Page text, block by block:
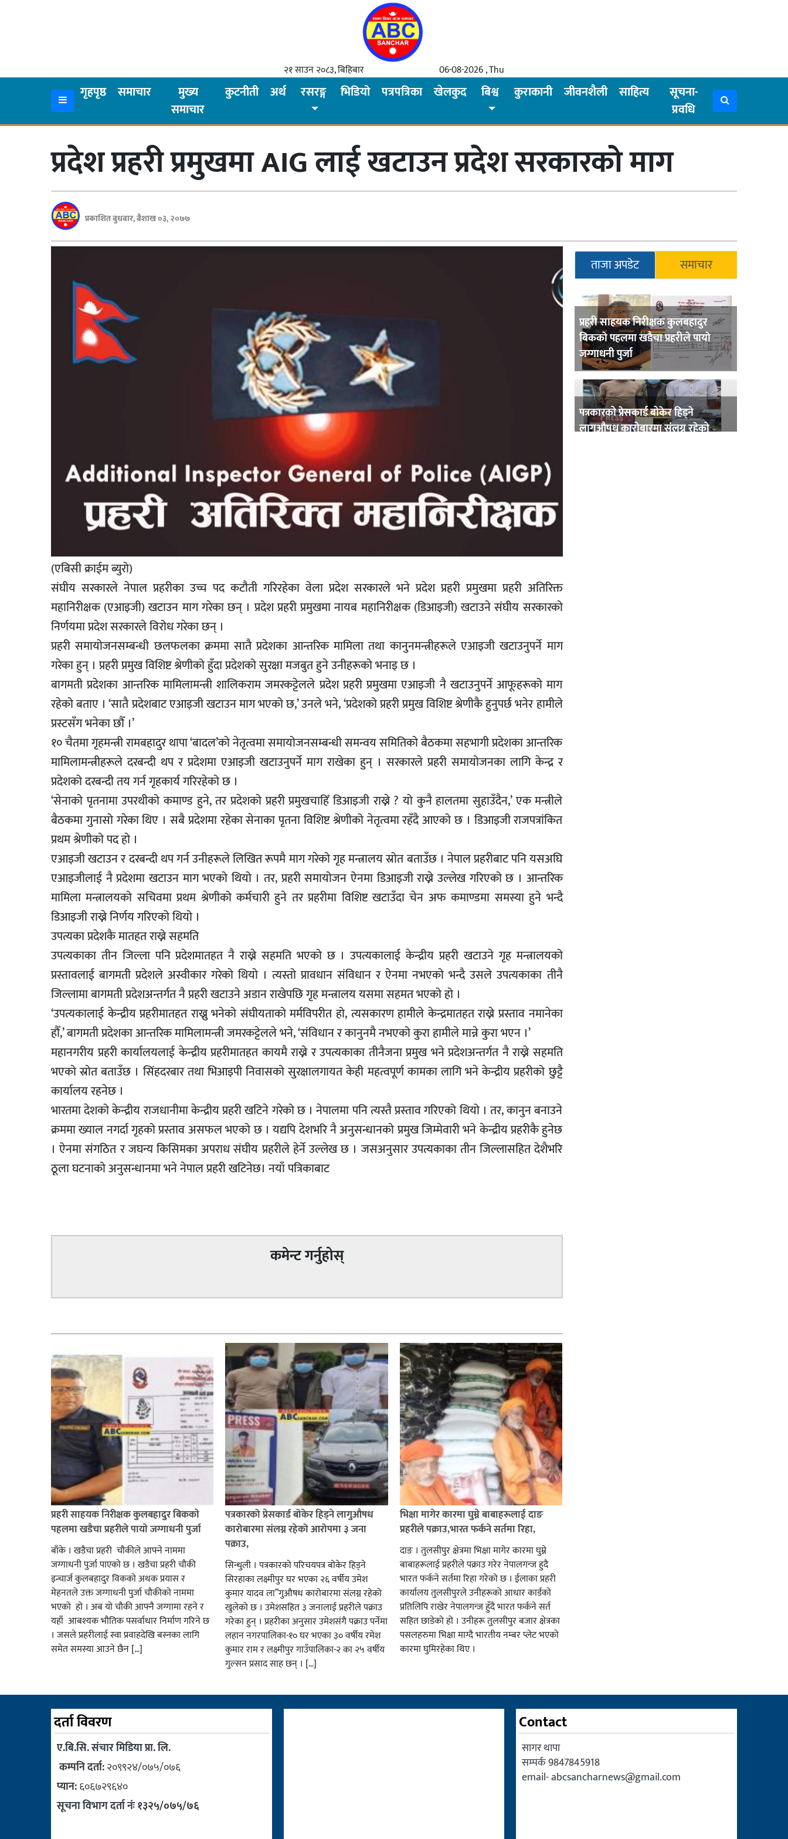
२१ साउन २०८३, बिहिबार 06-08-2026 , Thu
गृहपृष्ठ समाचार
मुख्य
समाचार
कुटनीती अर्थ रसरङ्ग भिडियो पत्रपत्रिका खेलकुद बिश्व कुराकानी जीवनशैली साहित्य
सूचना-
प्रवधि
समाचार
प्रदेश प्रहरी प्रमुखमा AIG लाई खटाउन प्रदेश सरकारको माग
प्रकाशित बुधबार, बैशाख ०३, २०७७
(एबिसी क्राईम ब्युरो)
संघीय सरकारले नेपाल प्रहरीका उच्च पद कटौती गरिरहेका वेला प्रदेश सरकारले भने प्रदेश प्रहरी प्रमुखमा प्रहरी अतिरिक्त
महानिरीक्षक (एआइजी) खटाउन माग गरेका छन् । प्रदेश प्रहरी प्रमुखमा नायब महानिरीक्षक (डिआइजी) खटाउने संघीय सरकारको
निर्णयमा प्रदेश सरकारले विरोध गरेका छन् ।
प्रहरी समायोजनसम्बन्धी छलफलका क्रममा सातै प्रदेशका आन्तरिक मामिला तथा कानुनमन्त्रीहरूले एआइजी खटाउनुपर्ने माग
गरेका हुन् । प्रहरी प्रमुख विशिष्ट श्रेणीको हुँदा प्रदेशको सुरक्षा मजबुत हुने उनीहरूको भनाइ छ ।
बागमती प्रदेशका आन्तरिक मामिलामन्त्री शालिकराम जमरकट्टेलले प्रदेश प्रहरी प्रमुखमा एआइजी नै खटाउनुपर्ने आफूहरूको माग
रहेको बताए । ‘सातै प्रदेशबाट एआइजी खटाउन माग भएको छ,’ उनले भने, ‘प्रदेशको प्रहरी प्रमुख विशिष्ट श्रेणीकै हुनुपर्छ भनेर हामीले
प्रस्टसँग भनेका छौँ ।’
१० चैतमा गृहमन्त्री रामबहादुर थापा ‘बादल’को नेतृत्वमा समायोजनसम्बन्धी समन्वय समितिको बैठकमा सहभागी प्रदेशका आन्तरिक
मामिलामन्त्रीहरूले दरबन्दी थप र प्रदेशमा एआइजी खटाउनुपर्ने माग राखेका हुन् । सरकारले प्रहरी समायोजनका लागि केन्द्र र
प्रदेशको दरबन्दी तय गर्न गृहकार्य गरिरहेको छ ।
‘सेनाको पृतनामा उपरथीको कमाण्ड हुने, तर प्रदेशको प्रहरी प्रमुखचाहिँ डिआइजी राख्ने ? यो कुनै हालतमा सुहाउँदैन,’ एक मन्त्रीले
बैठकमा गुनासो गरेका थिए । सबै प्रदेशमा रहेका सेनाका पृतना विशिष्ट श्रेणीको नेतृत्वमा रहँदै आएको छ । डिआइजी राजपत्रांकित
प्रथम श्रेणीको पद हो ।
एआइजी खटाउन र दरबन्दी थप गर्न उनीहरूले लिखित रूपमै माग गरेको गृह मन्त्रालय स्रोत बताउँछ । नेपाल प्रहरीबाट पनि यसअघि
एआइजीलाई नै प्रदेशमा खटाउन माग भएको थियो । तर, प्रहरी समायोजन ऐनमा डिआइजी राख्ने उल्लेख गरिएको छ । आन्तरिक
मामिला मन्त्रालयको सचिवमा प्रथम श्रेणीको कर्मचारी हुने तर प्रहरीमा विशिष्ट खटाउँदा चेन अफ कमाण्डमा समस्या हुने भन्दै
डिआइजी राख्ने निर्णय गरिएको थियो ।
उपत्यका प्रदेशकै मातहत राख्ने सहमति
उपत्यकाका तीन जिल्ला पनि प्रदेशमातहत नै राख्ने सहमति भएको छ । उपत्यकालाई केन्द्रीय प्रहरी खटाउने गृह मन्त्रालयको
प्रस्तावलाई बागमती प्रदेशले अस्वीकार गरेको थियो । त्यस्तो प्रावधान संविधान र ऐनमा नभएको भन्दै उसले उपत्यकाका तीनै
जिल्लामा बागमती प्रदेशअन्तर्गत नै प्रहरी खटाउने अडान राखेपछि गृह मन्त्रालय यसमा सहमत भएको हो ।
‘उपत्यकालाई केन्द्रीय प्रहरीमातहत राख्नु भनेको संघीयताको मर्मविपरीत हो, त्यसकारण हामीले केन्द्रमातहत राख्ने प्रस्ताव नमानेका
हौँ,’ बागमती प्रदेशका आन्तरिक मामिलामन्त्री जमरकट्टेलले भने, ‘संविधान र कानुनमै नभएको कुरा हामीले मान्ने कुरा भएन ।’
महानगरीय प्रहरी कार्यालयलाई केन्द्रीय प्रहरीमातहत कायमै राख्ने र उपत्यकाका तीनैजना प्रमुख भने प्रदेशअन्तर्गत नै राख्ने सहमति
भएको स्रोत बताउँछ । सिंहदरबार तथा भिआइपी निवासको सुरक्षालगायत केही महत्वपूर्ण कामका लागि भने केन्द्रीय प्रहरीको छुट्टै
कार्यालय रहनेछ ।
भारतमा देशको केन्द्रीय राजधानीमा केन्द्रीय प्रहरी खटिने गरेको छ । नेपालमा पनि त्यस्तै प्रस्ताव गरिएको थियो । तर, कानुन बनाउने
क्रममा ख्याल नगर्दा गृहको प्रस्ताव असफल भएको छ । यद्यपि देशभरि नै अनुसन्धानको प्रमुख जिम्मेवारी भने केन्द्रीय प्रहरीकै हुनेछ
। ऐनमा संगठित र जघन्य किसिमका अपराध संघीय प्रहरीले हेर्ने उल्लेख छ । जसअनुसार उपत्यकाका तीन जिल्लासहित देशैभरि
ठूला घटनाको अनुसन्धानमा भने नेपाल प्रहरी खटिनेछ। नयाँ पत्रिकाबाट
ताजा अपडेट समाचार
प्रहरी साहयक निरीक्षक कुलबहादुर
बिककाे पहलमा खडैचा प्रहरीले पायाे
जग्गाधनी पुर्जा
पत्रकारको प्रेसकार्ड बोकेर हिड्ने
लागुऔषध कारोबारमा संलग्न रहेको
कमेन्ट गर्नुहोस्
प्रहरी साहयक निरीक्षक कुलबहादुर बिककाे
पहलमा खडैचा प्रहरीले पायाे जग्गाधनी पुर्जा
बाँके । खडैचा प्रहरी चाैकीले आफ्ने नाममा
जग्गाधनी पुर्जा पाएकाे छ । खडैचा प्रहरी चाैकी
इन्चार्ज कुलबहादुर विककाे अथक प्रयास र
मेहनतले उक्त जग्गाधनी पुर्जा चाैकीकाे नाममा
भएको हाे । अब याे चाैकी आफ्नै जग्गामा रहने र
यहाँ आबश्यक भाैतिक पसर्वाधार निर्माण गरिने छ
। जसले प्रहरीलाई स्वा प्रवाहदेखि बस्नका लागि
समेत समस्या आउने छैन […]
पत्रकारको प्रेसकार्ड बोकेर हिड्ने लागुऔषध
कारोबारमा संलग्न रहेको आरोपमा ३ जना
पक्राउ,
सिन्धुली । पत्रकारको परिचयपत्र बोकेर हिड्ने
सिरहाका लक्ष्मीपुर घर भएका २६ वर्षीय उमेश
कुमार यादव ला”गुऔषध कारोबारमा संलग्न रहेको
खुलेको छ । उमेशसहित ३ जनालाई प्रहरीले पक्राउ
गरेका हुन् । प्रहरीका अनुसार उमेशसंगै पक्राउ पर्नेमा
लहान नगरपालिका-१० घर भएका ३० वर्षीय रमेश
कुमार राम र लक्ष्मीपुर गाउँपालिका-२ का २५ वर्षीय
गुल्सन प्रसाद साह छन् । […]
भिक्षा मागेर कारमा घुम्ने बाबाहरूलाई दाङ
प्रहरीले पक्राउ,भारत फर्कने सर्तमा रिहा,
दाङ । तुलसीपुर क्षेत्रमा भिक्षा मागेर कारमा घुम्ने
बाबाहरूलाई प्रहरीले पक्राउ गरेर नेपालगन्ज हुदै
भारत फर्कने सर्तमा रिहा गरेको छ । ईलाका प्रहरी
कार्यालय तुलसीपुरले उनीहरूको आधार कार्डको
प्रतिलिपि राखेर नेपालगन्ज हुँदै भारत फर्कने सर्त
सहित छाडेको हो । उनीहरू तुलसीपुर बजार क्षेत्रका
पसलहरुमा भिक्षा माग्दै भारतीय नम्बर प्लेट भएको
कारमा घुमिरहेका थिए ।
दर्ता विवरण
ए.बि.सि. संचार मिडिया प्रा. लि.
कम्पनि दर्ता:२०९९२४/०७५/०७६
प्यान:६०६७२९६४०
सूचना विभाग दर्ता नंः १३२५/०७५/७६
Contact
सागर थापा
सम्पर्क 9847845918
email-abcsancharnews@gmail.com